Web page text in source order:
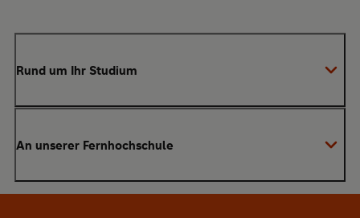
Rund um Ihr Studium
Anrechnung von Vorleistungen
Studienberatung
An unserer Fernhochschule
Warum SRH?